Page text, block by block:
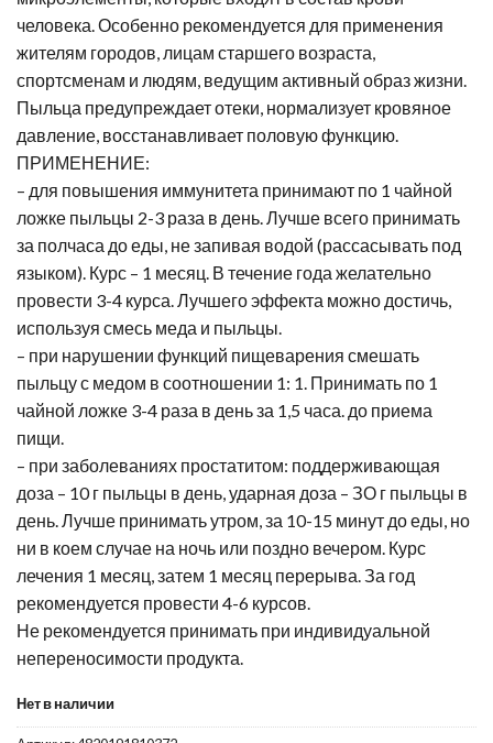
человека. Особенно рекомендуется для применения
жителям городов, лицам старшего возраста,
спортсменам и людям, ведущим активный образ жизни.
Пыльца предупреждает отеки, нормализует кровяное
давление, восстанавливает половую функцию.
ПРИМЕНЕНИЕ:
– для повышения иммунитета принимают по 1 чайной
ложке пыльцы 2-3 раза в день. Лучше всего принимать
за полчаса до еды, не запивая водой (рассасывать под
языком). Курс – 1 месяц. В течение года желательно
провести 3-4 курса. Лучшего эффекта можно достичь,
используя смесь меда и пыльцы.
– при нарушении функций пищеварения смешать
пыльцу с медом в соотношении 1: 1. Принимать по 1
чайной ложке 3-4 раза в день за 1,5 часа. до приема
пищи.
– при заболеваниях простатитом: поддерживающая
доза – 10 г пыльцы в день, ударная доза – ЗО г пыльцы в
день. Лучше принимать утром, за 10-15 минут до еды, но
ни в коем случае на ночь или поздно вечером. Курс
лечения 1 месяц, затем 1 месяц перерыва. За год
рекомендуется провести 4-6 курсов.
Не рекомендуется принимать при индивидуальной
непереносимости продукта.
Нет в наличии